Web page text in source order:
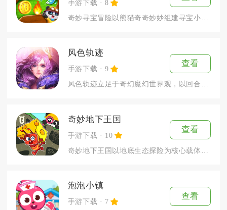
手游下载 8
风色轨迹
手游下载 9
查看
风色轨迹立足于奇幻魔幻世界观，以回合卡牌对战为核心，集结上百...
奇妙地下王国
手游下载 10
查看
泡泡小镇
手游下载 7
查看